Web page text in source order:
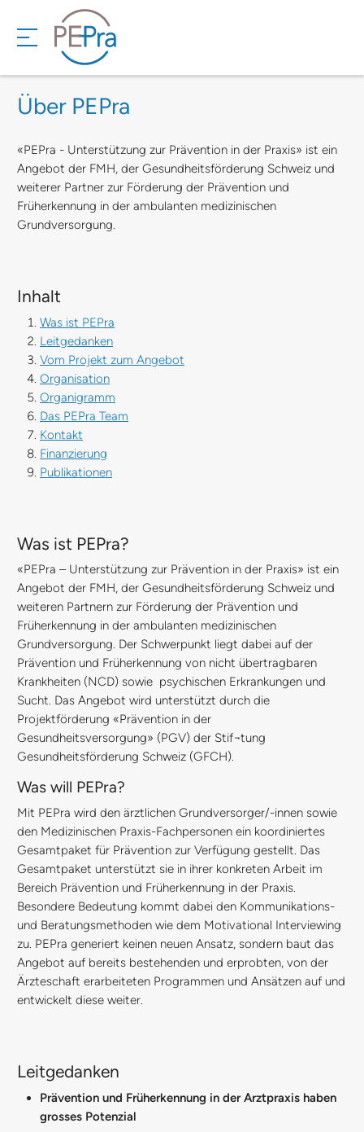
Über PEPra
«PEPra - Unterstützung zur Prävention in der Praxis» ist ein
Angebot der FMH, der Gesundheitsförderung Schweiz und
weiterer Partner zur Förderung der Prävention und
Früherkennung in der ambulanten medizinischen
Grundversorgung.
Inhalt
Was ist PEPra
Leitgedanken
Vom Projekt zum Angebot
Organisation
Organigramm
Das PEPra Team
Kontakt
Finanzierung
Publikationen
Was ist PEPra?
«PEPra – Unterstützung zur Prävention in der Praxis» ist ein
Angebot der FMH, der Gesundheitsförderung Schweiz und
weiteren Partnern zur Förderung der Prävention und
Früherkennung in der ambulanten medizinischen
Grundversorgung. Der Schwerpunkt liegt dabei auf der
Prävention und Früherkennung von nicht übertragbaren
Krankheiten (NCD) sowie psychischen Erkrankungen und
Sucht. Das Angebot wird unterstützt durch die
Projektförderung «Prävention in der
Gesundheitsversorgung» (PGV) der Stif¬tung
Gesundheitsförderung Schweiz (GFCH).
Was will PEPra?
Mit PEPra wird den ärztlichen Grundversorger/-innen sowie
den Medizinischen Praxis-Fachpersonen ein koordiniertes
Gesamtpaket für Prävention zur Verfügung gestellt. Das
Gesamtpaket unterstützt sie in ihrer konkreten Arbeit im
Bereich Prävention und Früherkennung in der Praxis.
Besondere Bedeutung kommt dabei den Kommuni­kations-
und Beratungsmethoden wie dem Motivational Interviewing
zu. PEPra generiert keinen neuen Ansatz, sondern baut das
Angebot auf bereits bestehenden und erprobten, von der
Ärzteschaft erarbeiteten Programmen und Ansätzen auf und
entwickelt diese weiter.
Leitgedanken
Prävention und Früherkennung in der Arztpraxis haben
grosses Potenzial